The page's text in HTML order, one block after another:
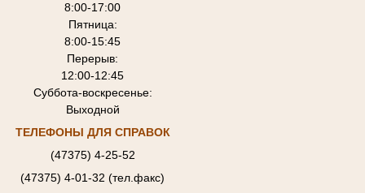
8:00-17:00
Пятница:
8:00-15:45
Перерыв:
12:00-12:45
Суббота-воскресенье:
Выходной
ТЕЛЕФОНЫ ДЛЯ СПРАВОК
(47375) 4-25-52
(47375) 4-01-32 (тел.факс)